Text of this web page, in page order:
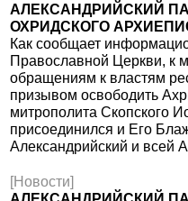
АЛЕКСАНДРИЙСКИЙ
ОХРИДСКОГО
Как сообщает
Православной Церкви, к
обращениям к властям
призывом освободить
митрополита Скопского
присоединился и Его
Александрийский и всей
[Новости]